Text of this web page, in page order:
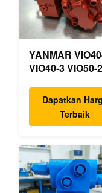
YANMAR
VIO40-3 VIO50-2
VIO55-3 Pompa
Hidrolik Utama
PSVD2-17E
Mini Ekskavator
Dapatkan
Terbaik